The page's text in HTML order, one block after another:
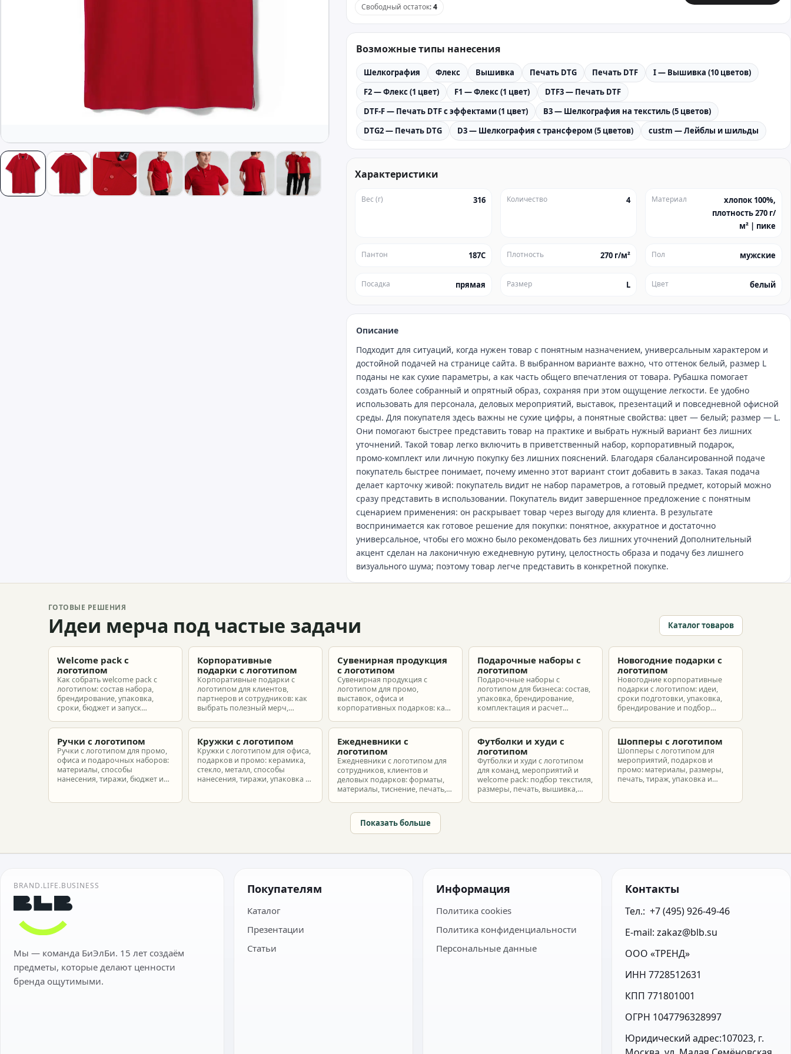
Свободный остаток:4
Возможные типы нанесения
Шелкография Флекс Вышивка Печать DTG Печать DTF
I — Вышивка (10 цветов)
F2 — Флекс (1 цвет)
F1 — Флекс (1 цвет)
DTF3 — Печать DTF
DTF-F — Печать DTF с эффектами (1 цвет)
B3 — Шелкография на текстиль (5 цветов)
DTG2 — Печать DTG
D3 — Шелкография с трансфером (5 цветов) custm — Лейблы и шильды
Характеристики
Вес (г) 316 Количество 4 Материал
хлопок 100%,
плотность 270 г/
м² | пике
Пантон 187C Плотность 270 г/м² Пол мужские
Посадка прямая Размер L Цвет белый
Описание
Подходит для ситуаций, когда нужен товар с понятным назначением, универсальным характером и
достойной подачей на странице сайта. В выбранном варианте важно, что оттенок белый, размер L
поданы не как сухие параметры, а как часть общего впечатления от товара. Рубашка помогает
создать более собранный и опрятный образ, сохраняя при этом ощущение легкости. Ее удобно
использовать для персонала, деловых мероприятий, выставок, презентаций и повседневной офисной
среды. Для покупателя здесь важны не сухие цифры, а понятные свойства: цвет — белый; размер — L.
Они помогают быстрее представить товар на практике и выбрать нужный вариант без лишних
уточнений. Такой товар легко включить в приветственный набор, корпоративный подарок,
промо‑комплект или личную покупку без лишних пояснений. Благодаря сбалансированной подаче
покупатель быстрее понимает, почему именно этот вариант стоит добавить в заказ. Такая подача
делает карточку живой: покупатель видит не набор параметров, а готовый предмет, который можно
сразу представить в использовании. Покупатель видит завершенное предложение с понятным
сценарием применения: он раскрывает товар через выгоду для клиента. В результате
воспринимается как готовое решение для покупки: понятное, аккуратное и достаточно
универсальное, чтобы его можно было рекомендовать без лишних уточнений Дополнительный
акцент сделан на лаконичную ежедневную рутину, целостность образа и подачу без лишнего
визуального шума; поэтому товар легче представить в конкретной покупке.
ГОТОВЫЕ РЕШЕНИЯ
Идеи мерча под частые задачи Каталог товаров
Welcome pack с
логотипом
Как собрать welcome pack с
логотипом: состав набора,
брендирование, упаковка,
сроки, бюджет и запуск
новых сотрудников.
Корпоративные
подарки с логотипом
Корпоративные подарки с
логотипом для клиентов,
партнеров и сотрудников: как
выбрать полезный мерч,
подготовить заказ без лишнего
Сувенирная продукция
с логотипом
Сувенирная продукция с
логотипом для промо,
выставок, офиса и
корпоративных подарков: как
макет и избежать лишних
Подарочные наборы с
логотипом
Подарочные наборы с
логотипом для бизнеса: состав,
упаковка, брендирование,
комплектация и расчет
разные бюджеты.
Новогодние подарки с
логотипом
Новогодние корпоративные
подарки с логотипом: идеи,
сроки подготовки, упаковка,
брендирование и подбор
партнеров и сотрудников.
Ручки с логотипом
Ручки с логотипом для промо,
офиса и подарочных наборов:
материалы, способы
нанесения, тиражи, бюджет и
Кружки с логотипом
Кружки с логотипом для офиса,
подарков и промо: керамика,
стекло, металл, способы
нанесения, тиражи, упаковка и
Ежедневники с
логотипом
Ежедневники с логотипом для
сотрудников, клиентов и
деловых подарков: форматы,
материалы, тиснение, печать,
Футболки и худи с
логотипом
Футболки и худи с логотипом
для команд, мероприятий и
welcome pack: подбор текстиля,
размеры, печать, вышивка,
Шопперы с логотипом
Шопперы с логотипом для
мероприятий, подарков и
промо: материалы, размеры,
печать, тираж, упаковка и
Показать больше
BRAND.LIFE.BUSINESS
Мы — команда БиЭлБи. 15 лет создаём
предметы, которые делают ценности
бренда ощутимыми.
Покупателям
Каталог
Презентации
Статьи
Информация
Политика cookies
Политика конфиденциальности
Персональные данные
Контакты
Тел.:  +7 (495) 926-49-46
E-mail: zakaz@blb.su
ООО «ТРЕНД»
ИНН 7728512631
КПП 771801001
ОГРН 1047796328997
Юридический адрес:107023, г.